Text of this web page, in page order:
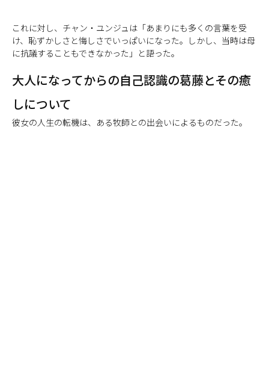
これに対し、チャン・ユンジュは「あまりにも多くの言葉を受
け、恥ずかしさと悔しさでいっぱいになった。しかし、当時は母
に抗議することもできなかった」と語った。
大人になってからの自己認識の葛藤とその癒
しについて
彼女の人生の転機は、ある牧師との出会いによるものだった。